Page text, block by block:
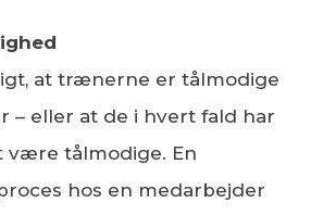
at trænerne er tålmodige
– eller at de i hvert fald har
være tålmodige. En
hos en medarbejder